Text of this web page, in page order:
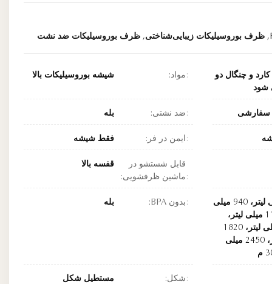
, ظرف بوروسیلیکات زیبایی‌شناختی, ظرف بوروسیلیکات ضد نشت
کارد و چنگال دو
شود
مواد: شیشه بوروسیلیکات بالا
ضد نشتی: بله
ایمن در فر: فقط شیشه
قابل شستشو در
ماشین ظرفشویی:
قفسه بالا
700 میلی لیتر، 940 میلی
لیتر، 1150 میلی لیتر،
2450 میلی لیتر، 1820
میلی لیتر، 2450 میلی
بدون BPA: بله
شکل: مستطیل شکل